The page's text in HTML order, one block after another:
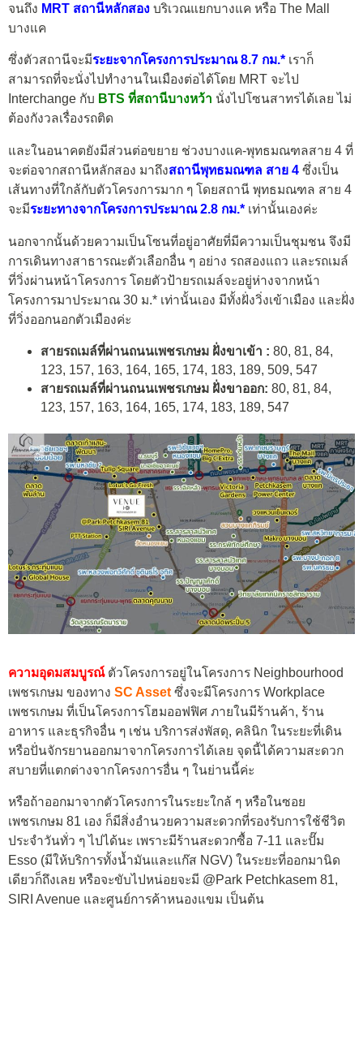
จนถึง MRT สถานีหลักสอง บริเวณแยกบางแค หรือ The Mall
บางแค
ซึ่งตัวสถานีจะมีระยะจากโครงการประมาณ 8.7 กม.* เราก็
สามารถที่จะนั่งไปทำงานในเมืองต่อได้โดย MRT จะไป
Interchange กับ BTS ที่สถานีบางหว้า นั่งไปโซนสาทรได้เลย ไม่
ต้องกังวลเรื่องรถติด
และในอนาคตยังมีส่วนต่อขยาย ช่วงบางแค-พุทธมณฑลสาย 4 ที่
จะต่อจากสถานีหลักสอง มาถึงสถานีพุทธมณฑล สาย 4 ซึ่งเป็น
เส้นทางที่ใกล้กับตัวโครงการมาก ๆ โดยสถานี พุทธมณฑล สาย 4
จะมีระยะทางจากโครงการประมาณ​ 2.8 กม.* เท่านั้นเองค่ะ
นอกจากนั้นด้วยความเป็นโซนที่อยู่อาศัยที่มีความเป็นชุมชน จึงมี
การเดินทางสาธารณะตัวเลือกอื่น ๆ อย่าง รถสองแถว และรถเมล์
ที่วิ่งผ่านหน้าโครงการ โดยตัวป้ายรถเมล์จะอยู่ห่างจากหน้า
โครงการมาประมาณ 30 ม.* เท่านั้นเอง มีทั้งฝั่งวิ่งเข้าเมือง และฝั่ง
ที่วิ่งออกนอกตัวเมืองค่ะ
สายรถเมล์ที่ผ่านถนนเพชรเกษม ฝั่งขาเข้า : 80, 81, 84,
123, 157, 163, 164, 165, 174, 183, 189, 509, 547
สายรถเมล์ที่ผ่านถนนเพชรเกษม ฝั่งขาออก: 80, 81, 84,
123, 157, 163, 164, 165, 174, 183, 189, 547
ความอุดมสมบูรณ์ ตัวโครงการอยู่ในโครงการ Neighbourhood
เพชรเกษม ของทาง SC Asset ซึ่งจะมีโครงการ Workplace
เพชรเกษม ที่เป็นโครงการโฮมออฟฟิศ ภายในมีร้านค้า, ร้าน
อาหาร และธุรกิจอื่น ๆ เช่น บริการส่งพัสดุ, คลินิก ในระยะที่เดิน
หรือปั่นจักรยานออกมาจากโครงการได้เลย จุดนี้ได้ความสะดวก
สบายที่แตกต่างจากโครงการอื่น ๆ ในย่านนี้ค่ะ
หรือถ้าออกมาจากตัวโครงการในระยะใกล้ ๆ หรือในซอย
เพชรเกษม 81 เอง ก็มีสิ่งอำนวยความสะดวกที่รองรับการใช้ชีวิต
ประจำวันทั่ว ๆ ไปได้นะ เพราะมีร้านสะดวกซื้อ 7-11 และปั๊ม
Esso (มีให้บริการทั้งน้ำมันและแก๊ส NGV) ในระยะที่ออกมานิด
เดียวก็ถึงเลย หรือจะขับไปหน่อยจะมี @Park Petchkasem 81,
SIRI Avenue และศูนย์การค้าหนองแขม เป็นต้น